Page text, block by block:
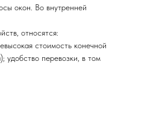
окон. Во внутренней
относятся:
стоимость конечной
удобство перевозки, в том